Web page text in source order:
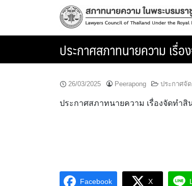
ประกาศสภาทนายความ เรื่
26/03/2025 Peerapong ประกาศจั
ประกาศสภาทนายความ เรื่องจัดทำ
Facebook X